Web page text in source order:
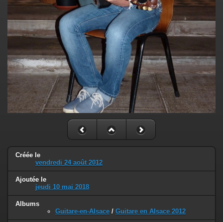
Créée le
vendredi 24 août 2012
Ajoutée le
jeudi 10 mai 2018
Albums
Guitare-en-Alsace / Guitare en Alsace 2012